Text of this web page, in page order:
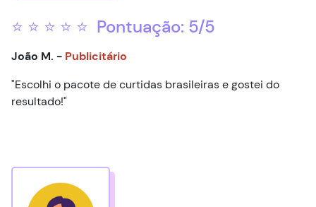
⭐ ⭐ ⭐ ⭐ ⭐ Pontuação: 5/5
João M. - Publicitário
"Escolhi o pacote de curtidas brasileiras e gostei do
resultado!"